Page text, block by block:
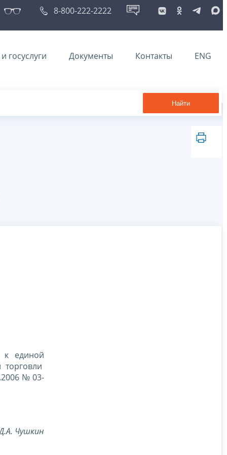
8-800-222-2222
госуслуги Документы Контакты ENG
Найти
к единой
№ 03-
Чушкин